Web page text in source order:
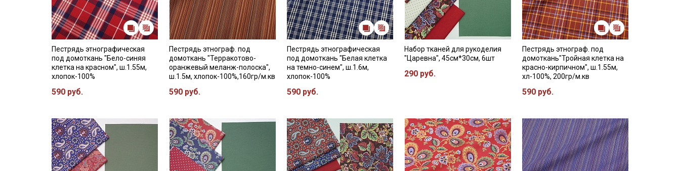
Пестрядь этнографическая
под домоткань "Бело-синяя
клетка на красном", ш.1.55м,
хлопок-100%
590 руб.
Пестрядь этнограф. под
домоткань "Терракотово-
оранжевый меланж-полоска",
ш.1.5м, хлопок-100%,160гр/м.кв
590 руб.
Пестрядь этнографическая
под домоткань "Белая клетка
на темно-синем", ш.1.6м,
хлопок-100%
590 руб.
Набор тканей для рукоделия
"Царевна", 45см*30см, 6шт
290 руб.
Пестрядь этнограф. под
домоткань"Тройная клетка на
красно-кирпичном", ш.1.55м,
хл-100%, 200гр/м.кв
590 руб.